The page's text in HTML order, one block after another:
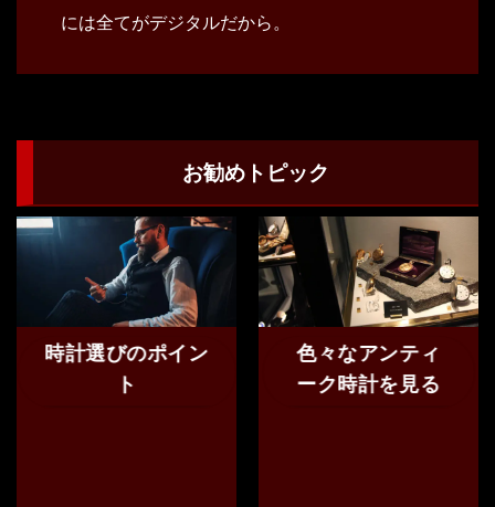
には全てがデジタルだから。
お勧めトピック
時計選びのポイン
ト
色々なアンティ
ーク時計を見る